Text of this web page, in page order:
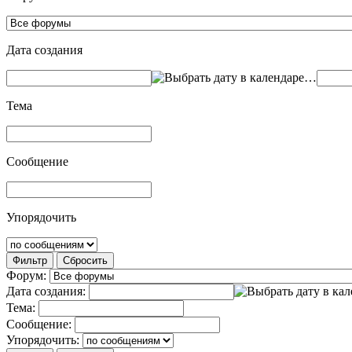
Дата создания
…
Тема
Сообщение
Упорядочить
Фильтр Сбросить
Форум:
Дата создания:
Тема:
Сообщение:
Упорядочить: